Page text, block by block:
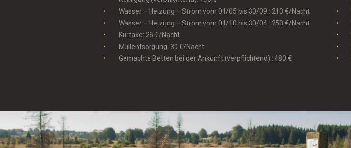
Wasser – Heizung – Strom vom 01/05 bis 30/09 : 210 €/Nacht
Wasser – Heizung – Strom vom 01/10 bis 30/04 : 250 €/Nacht
Kurtaxe: 26 €/Nacht
Müllentsorgung: 30 €/Nacht
Gemachte Betten bei der Ankunft (verpflichtend) : 480 €